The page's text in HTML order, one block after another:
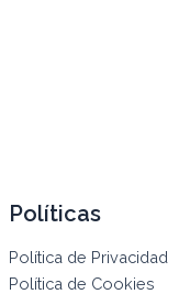
Políticas
Política de Privacidad
Política de Cookies